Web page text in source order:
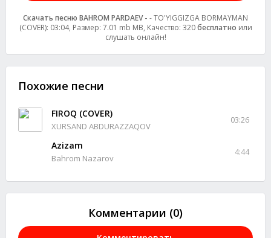
Скачать песню BAHROM PARDAEV - - TO'YIGGIZGA BORMAYMAN
(COVER): 03:04, Размер: 7.01 mb MB, Качество: 320бесплатно или
слушать онлайн!
Похожие песни
FIROQ (COVER)
XURSAND ABDURAZZAQOV
03:26
Azizam
Bahrom Nazarov
4:44
Комментарии (0)